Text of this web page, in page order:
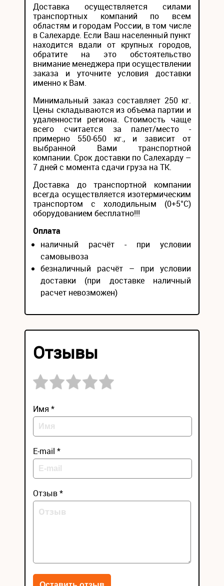
Доставка осуществляется силами
транспортных компаний по всем
областям и городам России, в том числе
в Салехарде. Если Ваш населенный пункт
находится вдали от крупных городов,
обратите на это обстоятельство
внимание менеджера при осуществлении
заказа и уточните условия доставки
именно к Вам.
Минимальный заказ составляет 250 кг.
Цены складываются из объема партии и
удаленности региона. Стоимость чаще
всего считается за палет/место -
примерно 550-650 кг., и зависит от
выбранной Вами транспортной
компании. Срок доставки по Салехарду –
7 дней с момента сдачи груза на ТК.
Доставка до транспортной компании
всегда осуществляется изотермическим
транспортом с холодильным (0+5°С)
оборудованием бесплатно!!!
Оплата
наличный расчёт - при условии
самовывоза
безналичный расчёт – при условии
доставки (при доставке наличный
расчет невозможен)
Отзывы
Имя *
E-mail *
Отзыв *